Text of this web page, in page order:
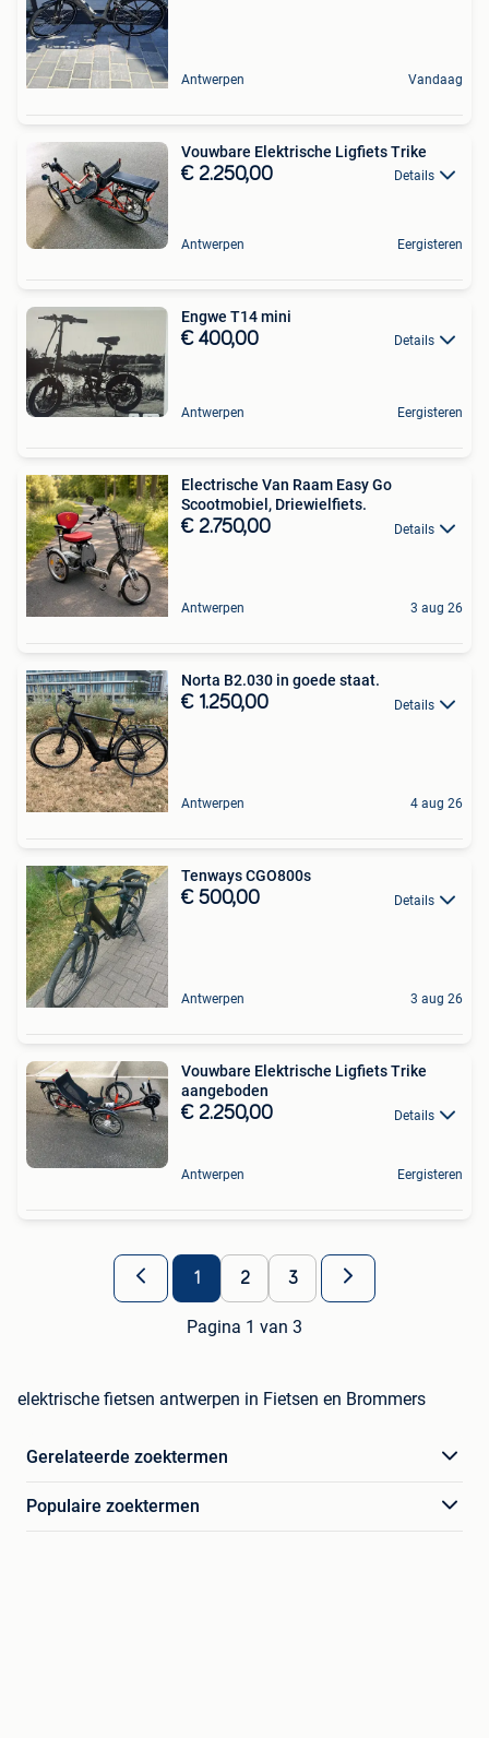
Antwerpen Vandaag
Vouwbare Elektrische Ligfiets Trike
€ 2.250,00 Details
Antwerpen Eergisteren
Engwe T14 mini
€ 400,00 Details
Antwerpen Eergisteren
Electrische Van Raam Easy Go
Scootmobiel, Driewielfiets.
€ 2.750,00 Details
Antwerpen 3 aug 26
Norta B2.030 in goede staat.
€ 1.250,00 Details
Antwerpen 4 aug 26
Tenways CGO800s
€ 500,00 Details
Antwerpen 3 aug 26
Vouwbare Elektrische Ligfiets Trike
aangeboden
€ 2.250,00 Details
Antwerpen Eergisteren
1 2 3
Pagina 1 van 3
elektrische fietsen antwerpen in Fietsen en Brommers
Gerelateerde zoektermen
Populaire zoektermen